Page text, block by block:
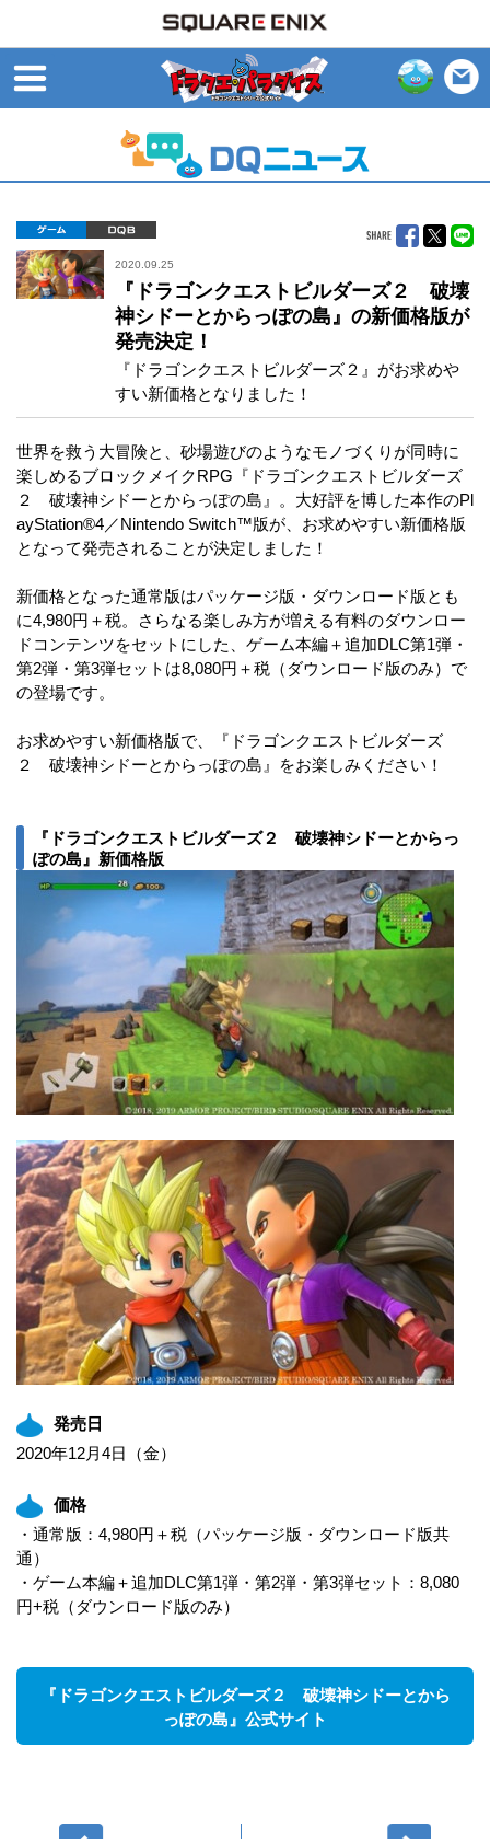
ゲーム
2020.09.25
『ドラゴンクエストビルダーズ２ 破壊
神シドーとからっぽの島』の新価格版が
発売決定！
『ドラゴンクエストビルダーズ２』がお求めや
すい新価格となりました！
世界を救う大冒険と、砂場遊びのようなモノづくりが同時に
楽しめるブロックメイクRPG『ドラゴンクエストビルダーズ
２ 破壊神シドーとからっぽの島』。大好評を博した本作のPl
ayStation®4／Nintendo Switch™版が、お求めやすい新価格版
となって発売されることが決定しました！
新価格となった通常版はパッケージ版・ダウンロード版とも
に4,980円＋税。さらなる楽しみ方が増える有料のダウンロー
ドコンテンツをセットにした、ゲーム本編＋追加DLC第1弾・
第2弾・第3弾セットは8,080円＋税（ダウンロード版のみ）で
の登場です。
お求めやすい新価格版で、『ドラゴンクエストビルダーズ
２ 破壊神シドーとからっぽの島』をお楽しみください！
『ドラゴンクエストビルダーズ２ 破壊神シドーとからっ
ぽの島』新価格版
発売日
2020年12月4日（金）
価格
・通常版：4,980円＋税（パッケージ版・ダウンロード版共
通）
・ゲーム本編＋追加DLC第1弾・第2弾・第3弾セット：8,080
円+税（ダウンロード版のみ）
『ドラゴンクエストビルダーズ２ 破壊神シドーとから
っぽの島』公式サイト